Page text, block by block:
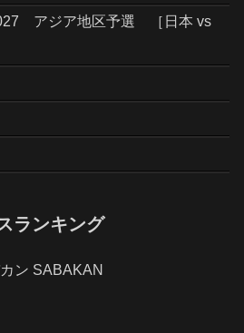
アジア地区予選 ［日本 vs
ランキング
ン SABAKAN